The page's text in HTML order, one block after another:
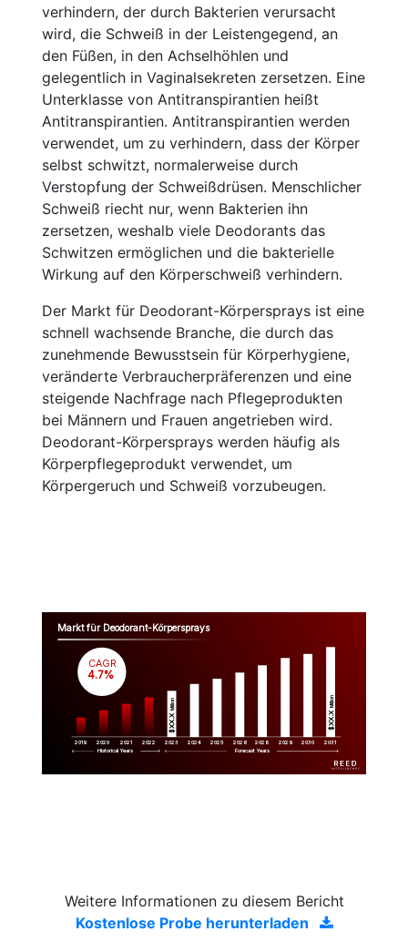
verhindern, der durch Bakterien verursacht
wird, die Schweiß in der Leistengegend, an
den Füßen, in den Achselhöhlen und
gelegentlich in Vaginalsekreten zersetzen. Eine
Unterklasse von Antitranspirantien heißt
Antitranspirantien. Antitranspirantien werden
verwendet, um zu verhindern, dass der Körper
selbst schwitzt, normalerweise durch
Verstopfung der Schweißdrüsen. Menschlicher
Schweiß riecht nur, wenn Bakterien ihn
zersetzen, weshalb viele Deodorants das
Schwitzen ermöglichen und die bakterielle
Wirkung auf den Körperschweiß verhindern.
Der Markt für Deodorant-Körpersprays ist eine
schnell wachsende Branche, die durch das
zunehmende Bewusstsein für Körperhygiene,
veränderte Verbraucherpräferenzen und eine
steigende Nachfrage nach Pflegeprodukten
bei Männern und Frauen angetrieben wird.
Deodorant-Körpersprays werden häufig als
Körperpflegeprodukt verwendet, um
Körpergeruch und Schweiß vorzubeugen.
Markt für Deodorant-Körpersprays
2019 2020 2021 2022 2023 2024 2025 2026 2028 2029 2030 2031
$XX.X
Million
$XX.X
Million
CAGR
4.7%
Historical Years Forecast Years
Weitere Informationen zu diesem Bericht
Kostenlose Probe herunterladen